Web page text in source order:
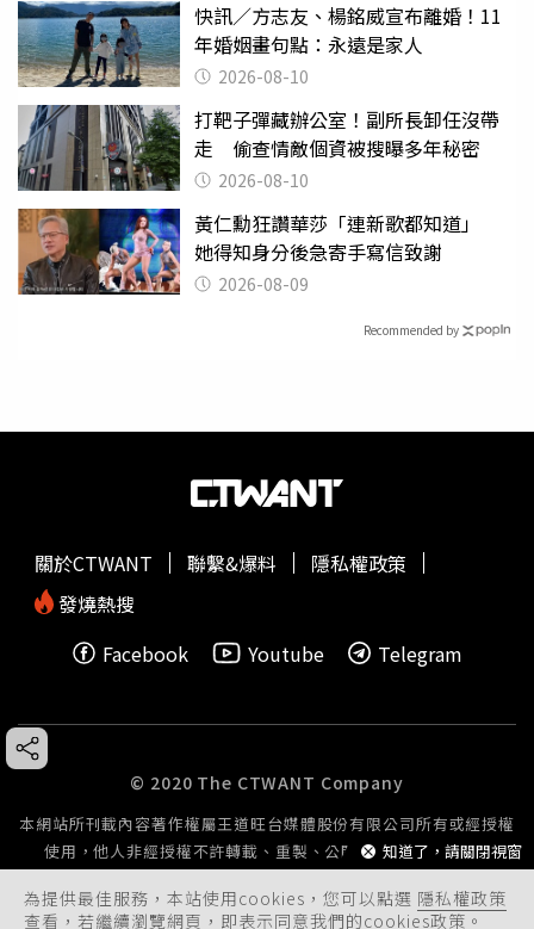
快訊／方志友、楊銘威宣布離婚！11
年婚姻畫句點：永遠是家人
2026-08-10
打靶子彈藏辦公室！副所長卸任沒帶
走 偷查情敵個資被搜曝多年秘密
2026-08-10
黃仁勳狂讚華莎「連新歌都知道」
她得知身分後急寄手寫信致謝
2026-08-09
Recommended by
為提供最佳服務，本站使用cookies，您可以點選 隱私權政策
查看，若繼續瀏覽網頁，即表示同意我們的cookies政策。
知道了，請關閉視窗
關於CTWANT 聯繫&爆料
隱私權政策
發燒熱搜
Facebook
Youtube Telegram
© 2020 The CTWANT Company
本網站所刊載內容著作權屬王道旺台媒體股份有限公司所有或經授權
使用，他人非經授權不許轉載、重製、公開播送或公開傳輸。